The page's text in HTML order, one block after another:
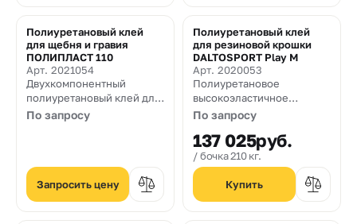
Полиуретановый клей
для щебня и гравия
ПОЛИПЛАСТ 110
Арт. 2021054
Двухкомпонентный
полиуретановый клей для
щебня, гравия и песка
По запросу
Запросить цену
Полиуретановый клей
для резиновой крошки
DALTOSPORT Play M
Арт. 2020053
Полиуретановое
высокоэластичное
связующее для устройства
покрытий на основе
резиновой и каучуковой
крошки
механизированным
способом
По запросу
137 025руб.
бочка 210 кг.